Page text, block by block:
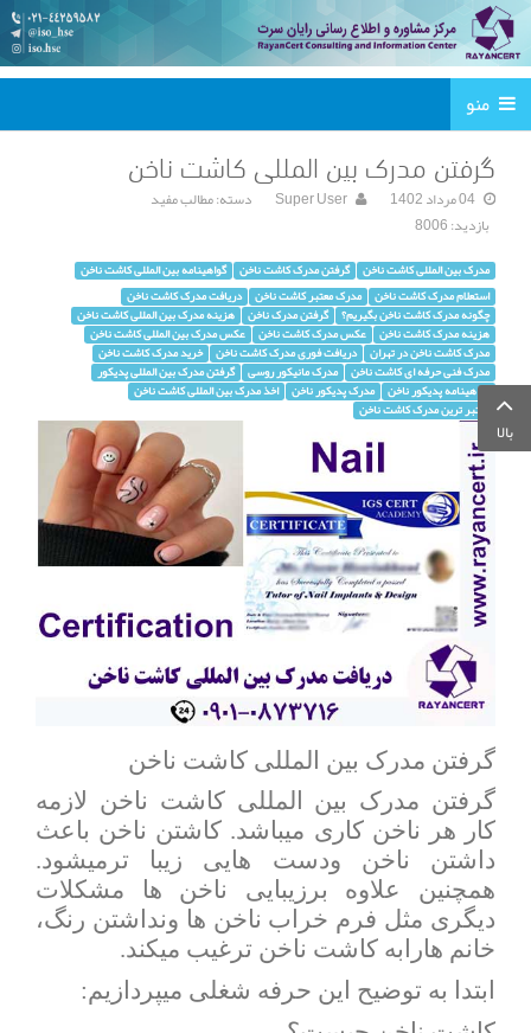
منو
گرفتن مدرک بین المللی کاشت ناخن
04 مرداد 1402 Super User دسته:مطالب مفید
بازدید: 8006
مدرک بین المللی کاشت ناخن گرفتن مدرک کاشت ناخن گواهینامه بین المللی کاشت ناخن
هزینه مدرک بین المللی کاشت ناخن گرفتن مدرک ناخن چگونه مدرک کاشت ناخن بگیریم؟
دریافت مدرک کاشت ناخن مدرک معتبر کاشت ناخن استعلام مدرک کاشت ناخن
مدرک فنی حرفه ای کاشت ناخن
خرید مدرک کاشت ناخن دریافت فوری مدرک کاشت ناخن مدرک کاشت ناخن در تهران
عکس مدرک بین المللی کاشت ناخن عکس مدرک کاشت ناخن هزینه مدرک کاشت ناخن
معتبر ترین مدرک کاشت ناخن
اخذ مدرک بین المللی کاشت ناخن مدرک پدیکور ناخن گواهینامه پدیکور ناخن
گرفتن مدرک بین المللی پدیکور مدرک مانیکور روسی
گرفتن مدرک بین المللی کاشت ناخن
گرفتن مدرک بین المللی کاشت ناخن لازمه
کار هر ناخن کاری میباشد. کاشتن ناخن باعث
داشتن ناخن ودست هایی زیبا ترمیشود.
همچنین علاوه برزیبایی ناخن ها مشکلات
دیگری مثل فرم خراب ناخن ها ونداشتن رنگ،
خانم هارابه کاشت ناخن ترغیب میکند.
ابتدا به توضیح این حرفه شغلی میپردازیم:
بالا